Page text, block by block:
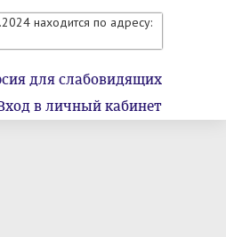
находится по адресу:
для слабовидящих
в личный кабинет